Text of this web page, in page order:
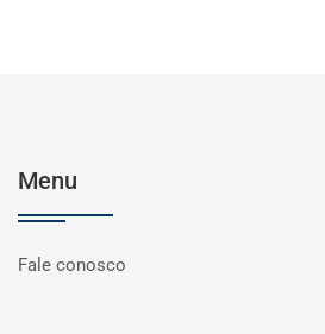
Menu
Fale conosco